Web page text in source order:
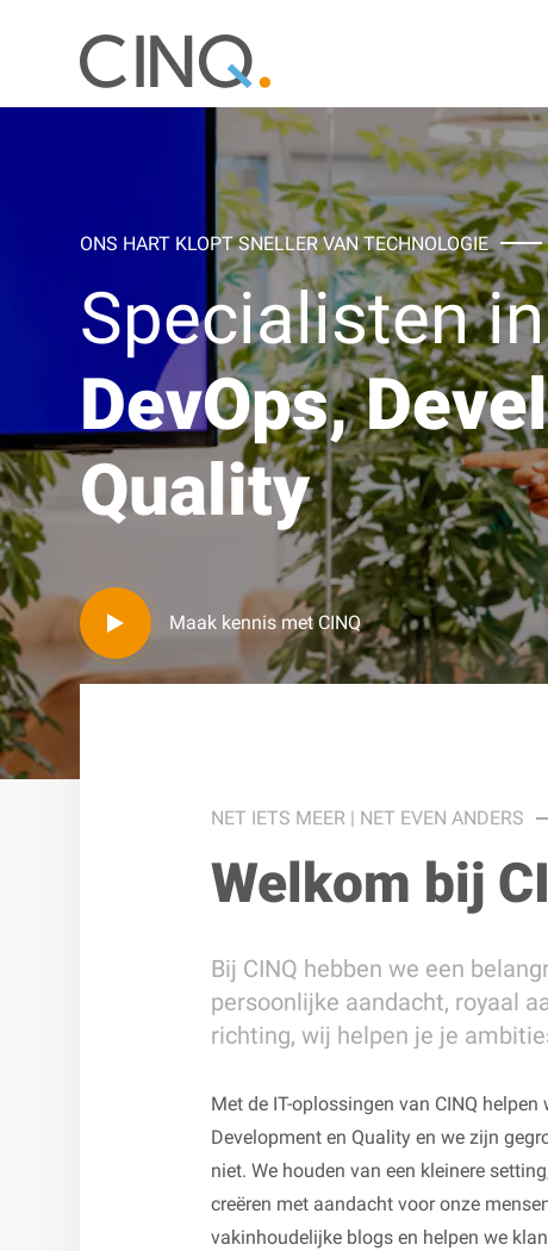
ONS HART KLOPT SNELLER VAN TECHNOLOGIE
Specialisten in
DevOps,
Quality
Maak kennis met CINQ
NET IETS MEER | NET EVEN ANDERS
Welkom bij
Bij CINQ hebben we een
persoonlijke aandacht, royaal
richting, wij helpen je je
Met de IT-oplossingen van CINQ
Development en Quality en we zijn
niet. We houden van een kleinere
creëren met aandacht voor onze
vakinhoudelijke blogs en helpen we